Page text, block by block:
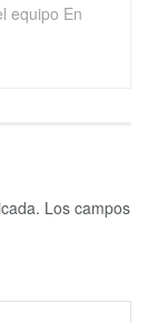
equipo En
Los campos